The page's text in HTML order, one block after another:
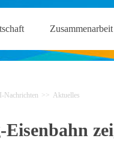
Zusammenarbeit
Nachrichten >> Aktuelles
Eisenbahn